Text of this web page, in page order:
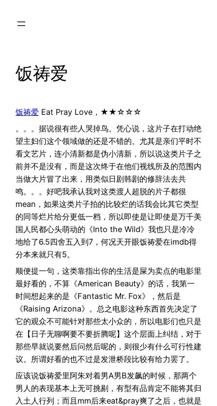
饭祷爱
饭祷爱 Eat Pray Love，★★☆☆☆
。。。据说很有些人哭掉鸟。凭心说，这片子在打动绝
望主妇们这个领域做的还是不错的。尤其是亲们平时不
看文艺片，连小清新都是伪小清新，所以说这类片子之
前并不是没有，而是这次终于在他们视线所及的范围内
当做大片冒了出来，用类似日剧韩剧的修辞法去共
鸣。。。好吧我承认我对这类渡人超脱的片子都很
mean，如果这类片子拍的比较烂的话我会比其它类型
的同等烂片给分更低一档，所以即使是让即使是万千美
国人民都心头萌动的《Into the Wild》我也只是冷冷
地给了6.5四舍五入到7，何况天开眼饭祷爱在imdb得
分本来就只有5。
顺便提一句，这类靠指出你的生活是屎为卖点的电影里
最好看的，不算《American Beauty》的话，我第一
时间想起来的是《Fantastic Mr. Fox》，然后是
《Raising Arizona》。总之电影这种东西首先决定了
它的观众不可能针对那些太小众的，所以电影们也只是
在【日子无聊啊要不要折腾呢】这个层面上纠结，对于
那些早就说要然后问然后呢的，则很少有什么可行性建
议。所谓好看的也不过是发泄桥段比较有给力罢了。
应该说饭祷爱里阿朱对着男A男B发飙的时候，那两个
男人的表现基本上无可挑剔，有型有品肯定不能将其归
入土人行列；而且mm后来eat&pray爽了之后，也就是